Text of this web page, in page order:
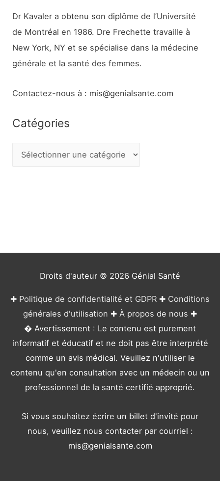
Dr Kavaler a obtenu son diplôme de l’Université
de Montréal en 1986. Dre Frechette travaille à
New York, NY et se spécialise dans la médecine
générale et la santé des femmes.
Contactez-nous à : mis@genialsante.com
Catégories
Droits d'auteur © 2026 Génial Santé
✚ Politique de confidentialité et GDPR ✚ Conditions
générales d'utilisation ✚ À propos de nous ✚
� Avertissement : Le contenu est purement
informatif et éducatif et ne doit pas être interprété
comme un avis médical. Veuillez n'utiliser le
contenu qu'en consultation avec un médecin ou un
professionnel de la santé certifié approprié.
Si vous souhaitez écrire un billet d'invité pour
nous, veuillez nous contacter par courriel :
mis@genialsante.com